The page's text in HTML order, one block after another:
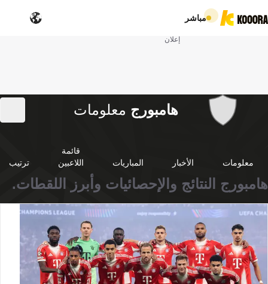
مباشر
إعلان
هامبورج معلومات
معلومات الأخبار المباريات
قائمة
اللاعبين
ترتيب
هامبورج النتائج والإحصائيات وأبرز اللقطات.